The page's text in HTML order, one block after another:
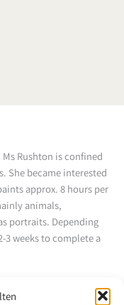
Rushton is confined
She became interested
approx. 8 hours per
animals,
portraits. Depending
3 weeks to complete a